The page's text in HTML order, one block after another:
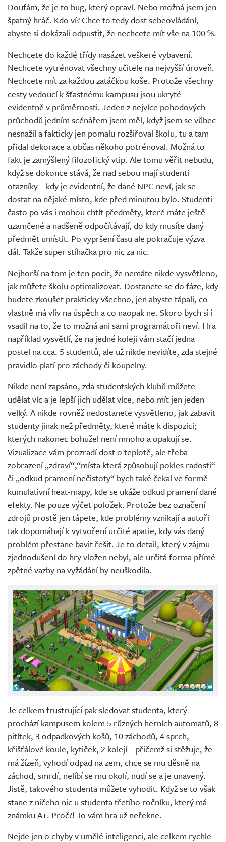
Doufám, že je to bug, který opraví. Nebo možná jsem jen
špatný hráč. Kdo ví? Chce to tedy dost sebeovládání,
abyste si dokázali odpustit, že nechcete mít vše na 100 %.
Nechcete do každé třídy nasázet veškeré vybavení.
Nechcete vytrénovat všechny učitele na nejvyšší úroveň.
Nechcete mít za každou zatáčkou koše. Protože všechny
cesty vedoucí k šťastnému kampusu jsou ukryté
evidentně v průměrnosti. Jeden z nejvíce pohodových
průchodů jedním scénářem jsem měl, když jsem se vůbec
nesnažil a fakticky jen pomalu rozšiřoval školu, tu a tam
přidal dekorace a občas někoho potrénoval. Možná to
fakt je zamýšlený filozofický vtip. Ale tomu věřit nebudu,
když se dokonce stává, že nad sebou mají studenti
otazníky – kdy je evidentní, že dané NPC neví, jak se
dostat na nějaké místo, kde před minutou bylo. Studenti
často po vás i mohou chtít předměty, které máte ještě
uzamčené a nadšeně odpočítávají, do kdy musíte daný
předmět umístit. Po vypršení času ale pokračuje výzva
dál. Takže super stíhačka pro nic za nic.
Nejhorší na tom je ten pocit, že nemáte nikde vysvětleno,
jak můžete školu optimalizovat. Dostanete se do fáze, kdy
budete zkoušet prakticky všechno, jen abyste tápali, co
vlastně má vliv na úspěch a co naopak ne. Skoro bych si i
vsadil na to, že to možná ani sami programátoři neví. Hra
například vysvětlí, že na jedné koleji vám stačí jedna
postel na cca. 5 studentů, ale už nikde nevidíte, zda stejné
pravidlo platí pro záchody či koupelny.
Nikde není zapsáno, zda studentských klubů můžete
udělat víc a je lepší jich udělat více, nebo mít jen jeden
velký. A nikde rovněž nedostanete vysvětleno, jak zabavit
studenty jinak než předměty, které máte k dispozici;
kterých nakonec bohužel není mnoho a opakují se.
Vizualizace vám prozradí dost o teplotě, ale třeba
zobrazení „zdraví“,“místa která způsobují pokles radosti“
či „odkud pramení nečistoty“ bych také čekal ve formě
kumulativní heat-mapy, kde se ukáže odkud pramení dané
efekty. Ne pouze výčet položek. Protože bez označení
zdrojů prostě jen tápete, kde problémy vznikají a autoři
tak dopomáhají k vytvoření určité apatie, kdy vás daný
problém přestane bavit řešit. Je to detail, který v zájmu
zjednodušení do hry vložen nebyl, ale určitá forma přímé
zpětné vazby na vyžádání by neuškodila.
Je celkem frustrující pak sledovat studenta, který
prochází kampusem kolem 5 různých herních automatů, 8
pitítek, 3 odpadkových košů, 10 záchodů, 4 sprch,
křišťálové koule, kytiček, 2 kolejí – přičemž si stěžuje, že
má žízeň, vyhodí odpad na zem, chce se mu děsně na
záchod, smrdí, nelíbí se mu okolí, nudí se a je unavený.
Jistě, takového studenta můžete vyhodit. Když se to však
stane z ničeho nic u studenta třetího ročníku, který má
známku A+. Proč?! To vám hra už neřekne.
Nejde jen o chyby v umělé inteligenci, ale celkem rychle